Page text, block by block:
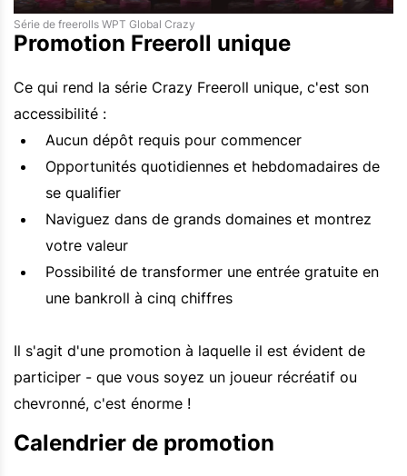
Série de freerolls WPT Global Crazy
Promotion Freeroll unique
Ce qui rend la série Crazy Freeroll unique, c'est son
accessibilité :
Aucun dépôt requis pour commencer
Opportunités quotidiennes et hebdomadaires de
se qualifier
Naviguez dans de grands domaines et montrez
votre valeur
Possibilité de transformer une entrée gratuite en
une bankroll à cinq chiffres
Il s'agit d'une promotion à laquelle il est évident de
participer - que vous soyez un joueur récréatif ou
chevronné, c'est énorme !
Calendrier de promotion